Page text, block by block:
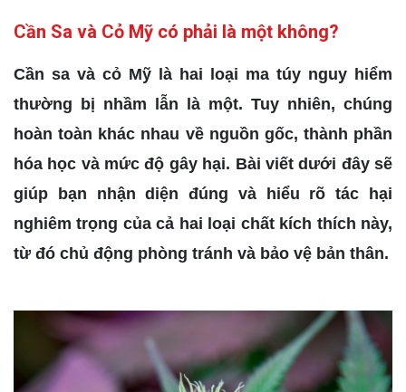
Cần Sa và Cỏ Mỹ có phải là một không?
Cần sa và cỏ Mỹ là hai loại ma túy nguy hiểm
thường bị nhầm lẫn là một. Tuy nhiên, chúng
hoàn toàn khác nhau về nguồn gốc, thành phần
hóa học và mức độ gây hại. Bài viết dưới đây sẽ
giúp bạn nhận diện đúng và hiểu rõ tác hại
nghiêm trọng của cả hai loại chất kích thích này,
từ đó chủ động phòng tránh và bảo vệ bản thân.